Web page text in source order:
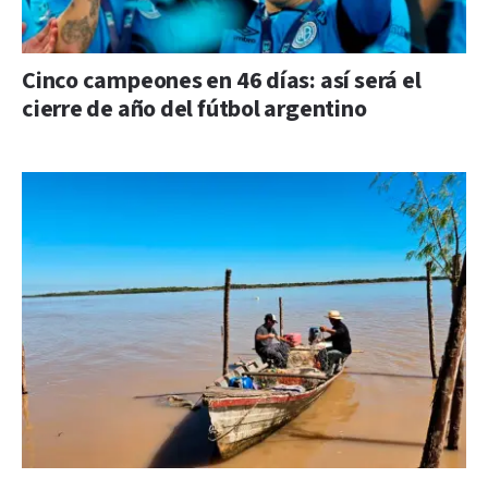
Cinco campeones en 46 días: así será el
cierre de año del fútbol argentino